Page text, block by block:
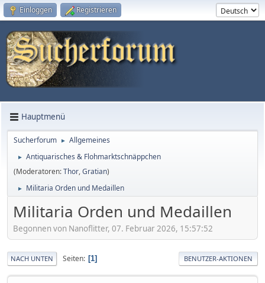
Einloggen Registrieren
Hauptmenü
Sucherforum ► Allgemeines
►
Antiquarisches & Flohmarktschnäppchen
(Moderatoren:Thor,Gratian)
► Militaria Orden und Medaillen
Militaria Orden und Medaillen
Begonnen von Nanoflitter, 07. Februar 2026, 15:57:52
NACH UNTEN Seiten 1 BENUTZER-AKTIONEN